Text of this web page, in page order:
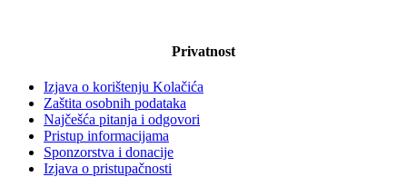
Privatnost
Izjava o korištenju Kolačića
Zaštita osobnih podataka
Najčešća pitanja i odgovori
Pristup informacijama
Sponzorstva i donacije
Izjava o pristupačnosti